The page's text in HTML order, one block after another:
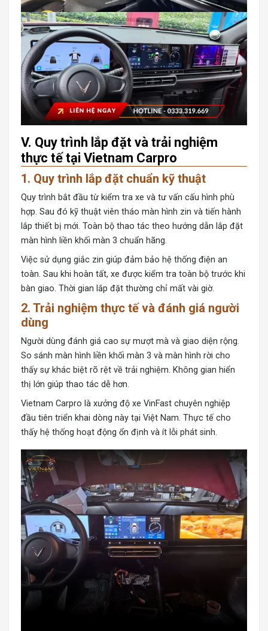
V. Quy trình lắp đặt và trải nghiệm
thực tế tại Vietnam Carpro
1. Quy trình lắp đặt chuẩn kỹ thuật
Quy trình bắt đầu từ kiểm tra xe và tư vấn cấu hình phù
hợp. Sau đó kỹ thuật viên tháo màn hình zin và tiến hành
lắp thiết bị mới. Toàn bộ thao tác theo hướng dẫn lắp đặt
màn hình liền khối màn 3 chuẩn hãng.
Việc sử dụng giắc zin giúp đảm bảo hệ thống điện an
toàn. Sau khi hoàn tất, xe được kiểm tra toàn bộ trước khi
bàn giao. Thời gian lắp đặt thường chỉ mất vài giờ.
2. Trải nghiệm thực tế và đánh giá người
dùng
Người dùng đánh giá cao sự mượt mà và giao diện rộng.
So sánh màn hình liền khối màn 3 và màn hình rời cho
thấy sự khác biệt rõ rệt về trải nghiệm. Không gian hiển
thị lớn giúp thao tác dễ hơn.
Vietnam Carpro là xưởng độ xe VinFast chuyên nghiệp
đầu tiên triển khai dòng này tại Việt Nam. Thực tế cho
thấy hệ thống hoạt động ổn định và ít lỗi phát sinh.